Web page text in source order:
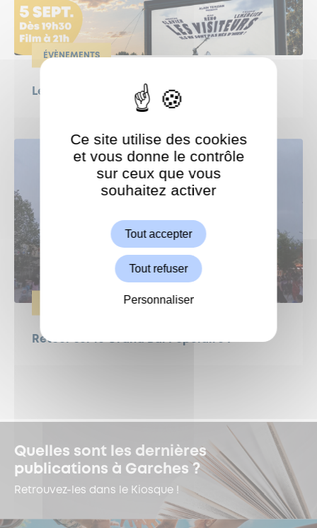
ÉVÈNEMENTS
Le Grand Weekend : Ciné en plein air !
Retour sur le Grand Bal Populaire !
Quelles sont les dernières
publications à Garches ?
Retrouvez-les dans le Kiosque !
ShareThis est désactivé.
Ce site utilise des cookies
et vous donne le contrôle
sur ceux que vous
souhaitez activer
Tout accepter
Tout refuser
Personnaliser